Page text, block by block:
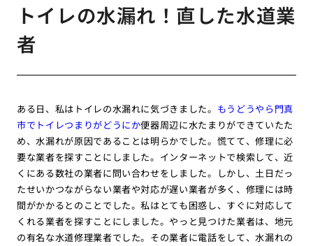
トイレの水漏れ！直した水道業
者
ある日、私はトイレの水漏れに気づきました。 もうどうやら門真
市でトイレつまりがどうにか便器周辺に水たまりができていたた
め、水漏れが原因であることは明らかでした。慌てて、修理に必
要な業者を探すことにしました。インターネットで検索して、近
くにある数社の業者に問い合わせをしました。しかし、土日だっ
たせいかつながらない業者や対応が遅い業者が多く、修理には時
間がかかるとのことでした。私はとても困惑し、すぐに対応して
くれる業者を探すことにしました。やっと見つけた業者は、地元
の有名な水道修理業者でした。その業者に電話をして、水漏れの